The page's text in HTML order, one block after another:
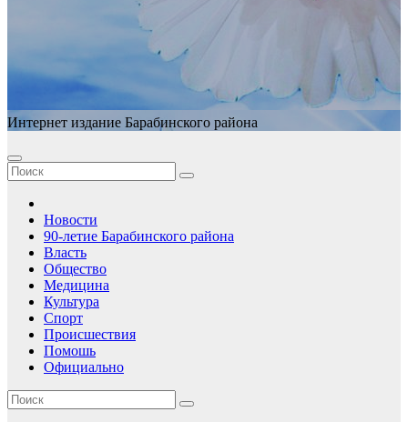
Интернет издание Барабинского района
Новости
90-летие Барабинского района
Власть
Общество
Медицина
Культура
Спорт
Происшествия
Помошь
Официально